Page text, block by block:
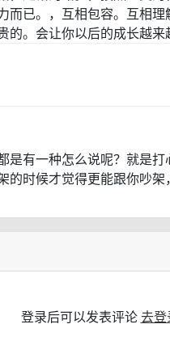
而已。，互相包容。互相
。会让你以后的成长越来
是有一种怎么说呢？就是
时候才觉得更能跟你吵架
登录后可以发表评论去登